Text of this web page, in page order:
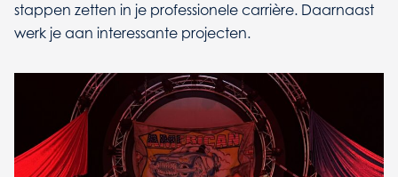
stappen zetten in je professionele carrière. Daarnaast
werk je aan interessante projecten.